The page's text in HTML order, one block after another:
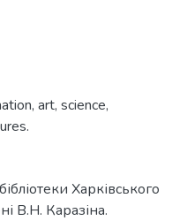
art, science,
Харківського
В.Н. Каразіна.